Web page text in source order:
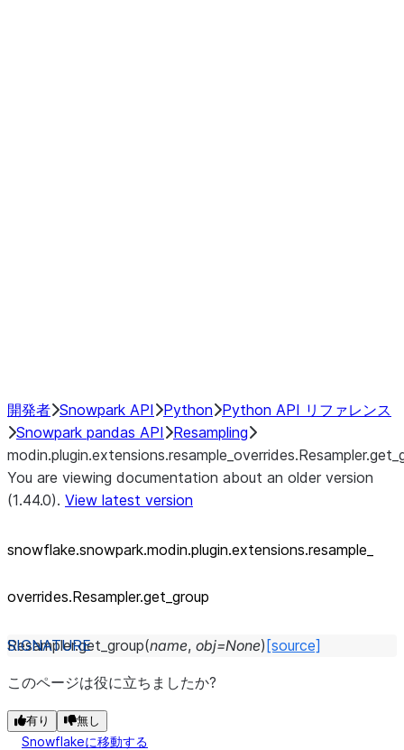
開発者 Snowpark API Python Python API リファレンス
Snowpark pandas API
Resampling
You are viewing documentation about an older version
(1.44.0). View latest version
snowflake.snowpark.modin.plugin.extensions.resample_
overrides.Resampler.get_ group
Resampler.get_group(name, obj=None) [source]
このページは役に立ちましたか?
有り 無し
Snowflakeに移動する